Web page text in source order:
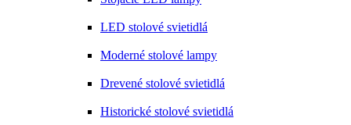
LED stolové svietidlá
Moderné stolové lampy
Drevené stolové svietidlá
Historické stolové svietidlá